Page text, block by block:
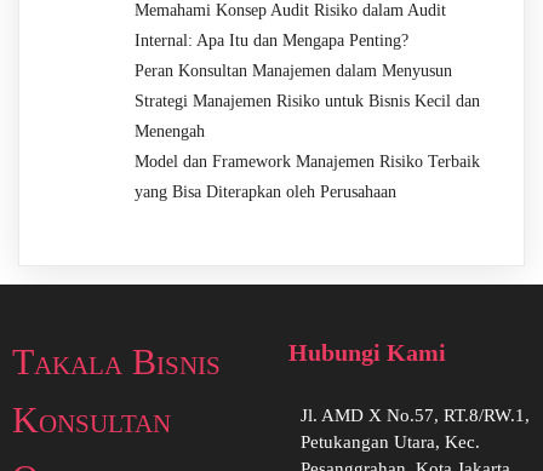
Memahami Konsep Audit Risiko dalam Audit
Internal: Apa Itu dan Mengapa Penting?
Peran Konsultan Manajemen dalam Menyusun
Strategi Manajemen Risiko untuk Bisnis Kecil dan
Menengah
Model dan Framework Manajemen Risiko Terbaik
yang Bisa Diterapkan oleh Perusahaan
Takala Bisnis
Konsultan
Hubungi Kami
Jl. AMD X No.57, RT.8/RW.1,
Petukangan Utara, Kec.